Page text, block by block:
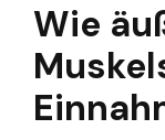
Wie